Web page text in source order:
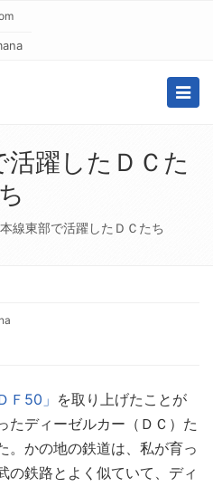
躍したＤＣた
ち
線東部で活躍したＤＣたち
Ｆ50」 を取り上げたことが
たディーゼルカー（ＤＣ）た
。かの地の鉄道は、私が育っ
の鉄路とよく似ていて、ディ